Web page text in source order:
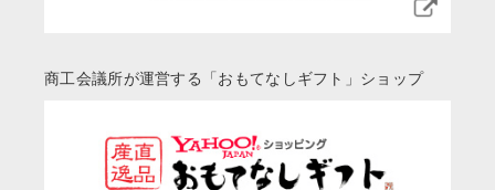
商工会議所が運営する「おもてなしギフト」ショップ